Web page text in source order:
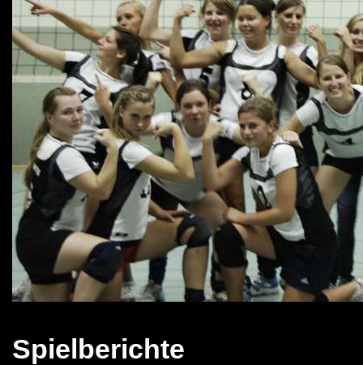
Spielberichte